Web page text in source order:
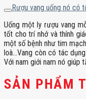
Rượu vang uống nó có
Uống một ly rượu vang
tốt cho trí nhớ và thính
một số bệnh như tim
loà…Vang còn có tác
Với nam giới nam nó giúp
SẢN PHẨM